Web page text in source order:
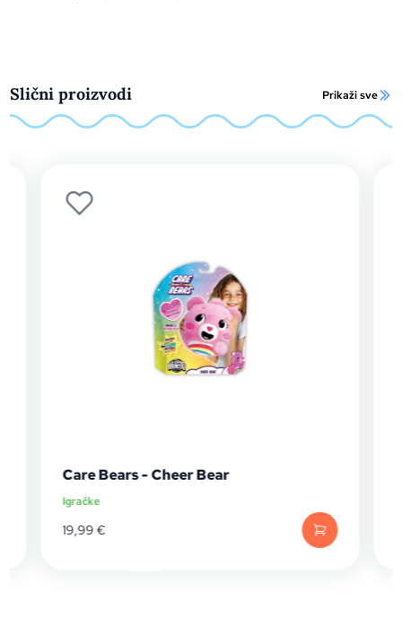
Slični proizvodi Prikaži sve
Care Bears - Cheer Bear
Igračke
19,99€